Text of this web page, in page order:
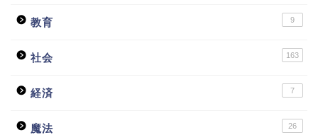
教育 9
社会 163
経済 7
魔法 26